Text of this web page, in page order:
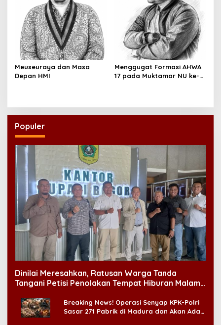
Meuseuraya dan Masa
Depan HMI
Menggugat Formasi AHWA
17 pada Muktamar NU ke-
Populer
Dinilai Meresahkan, Ratusan Warga Tanda
Tangani Petisi Penolakan Tempat Hiburan Malam
Breaking News! Operasi Senyap KPK-Polri
Sasar 271 Pabrik di Madura dan Akan Ada